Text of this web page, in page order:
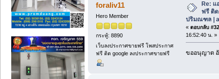
foraliv11
Hero Member
กระทู้: 8890
เว็บลงประกาศขายฟรี โพสประกาศ
ฟรี ติด google ลงประกาศขายฟรี
Re: แ
ฟรี ติ
ปริมณฑล |
« ตอบกลับ
16:52:40 น. »
ขออนุญาต